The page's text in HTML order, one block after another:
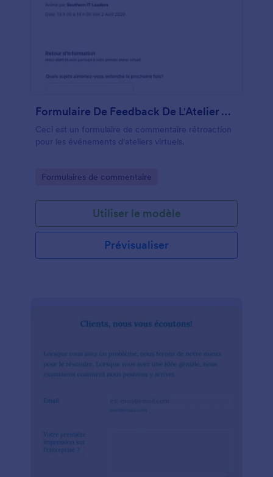
Formulaire De Feedback De L'Atelier Virtuel
Ceci est un formulaire de commentaire rétroaction
pour les événements d'ateliers virtuels.
Go to Category:
Formulaires de commentaire
Utiliser le modèle
Prévisualiser